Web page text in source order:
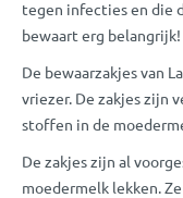
tegen infecties en die
bewaart erg belangrijk!
De bewaarzakjes van
vriezer. De zakjes zijn
stoffen in de
De zakjes zijn al
moedermelk lekken.